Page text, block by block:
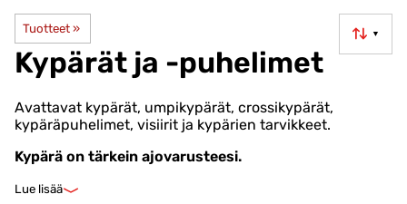
Tuotteet ‪» ▼
Kypärät ja -puhelimet
Avattavat kypärät, umpikypärät, crossikypärät,
kypäräpuhelimet, visiirit ja kypärien tarvikkeet.
Kypärä on tärkein ajovarusteesi.
Lue lisää